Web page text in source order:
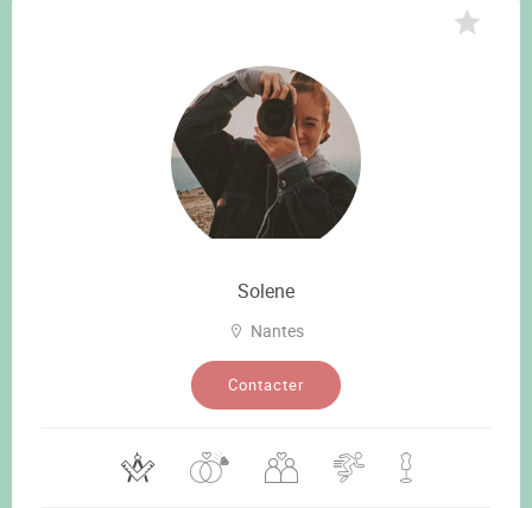
Solene
Nantes
Contacter